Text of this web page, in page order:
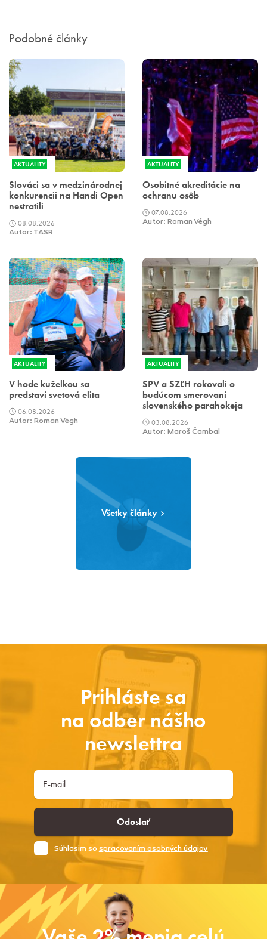
Podobné články
AKTUALITY
Slováci sa v medzinárodnej
konkurencii na Handi Open
nestratili
08.08.2026
Autor: TASR
AKTUALITY
Osobitné akreditácie na
ochranu osôb
07.08.2026
Autor: Roman Végh
AKTUALITY
V hode kuželkou sa
predstaví svetová elita
06.08.2026
Autor: Roman Végh
AKTUALITY
SPV a SZĽH rokovali o
budúcom smerovaní
slovenského parahokeja
03.08.2026
Autor: Maroš Čambal
Všetky články
Prihláste sa
na odber nášho
newslettra
Odoslať
Súhlasim so spracovaním osobných údajov